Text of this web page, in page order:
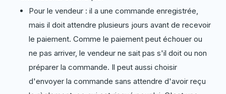
Pour le vendeur : il a une commande enregistrée,
mais il doit attendre plusieurs jours avant de recevoir
le paiement. Comme le paiement peut échouer ou
ne pas arriver, le vendeur ne sait pas s'il doit ou non
préparer la commande. Il peut aussi choisir
d'envoyer la commande sans attendre d'avoir reçu